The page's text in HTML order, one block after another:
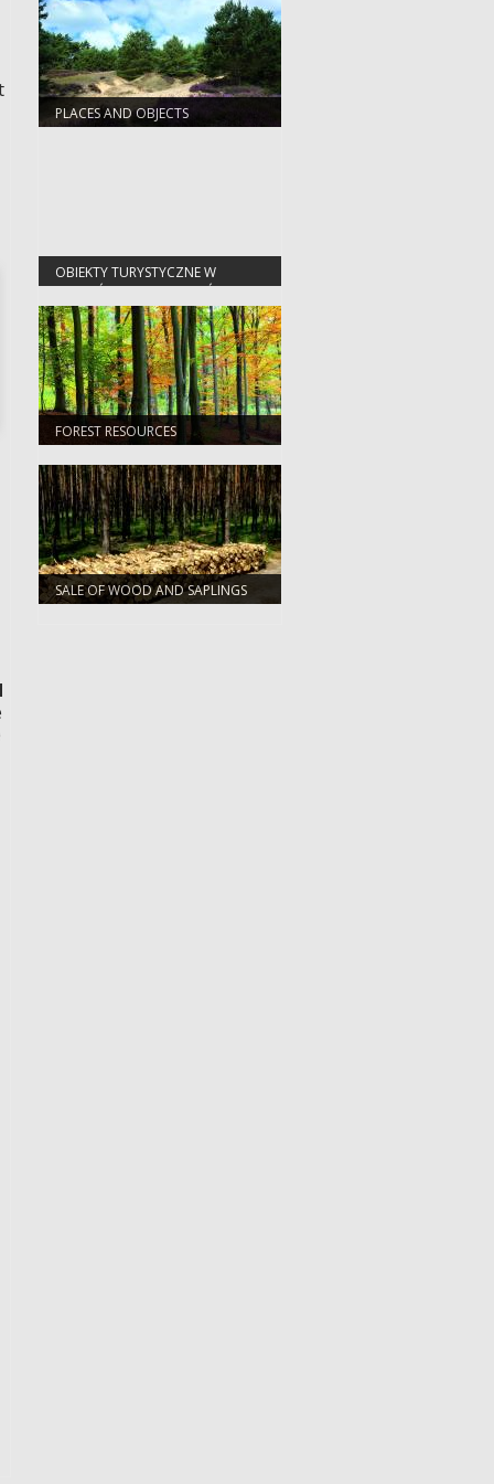
PLACES AND OBJECTS
OBIEKTY TURYSTYCZNE W
NADLEŚNICTWIE SŁAWA ŚLĄSKA
FOREST RESOURCES
SALE OF WOOD AND SAPLINGS